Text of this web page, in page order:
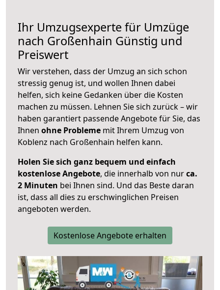
Ihr Umzugsexperte für Umzüge
nach Großenhain Günstig und
Preiswert
Wir verstehen, dass der Umzug an sich schon
stressig genug ist, und wollen Ihnen dabei
helfen, sich keine Gedanken über die Kosten
machen zu müssen. Lehnen Sie sich zurück – wir
haben garantiert passende Angebote für Sie, das
Ihnen ohne Probleme mit Ihrem Umzug von
Koblenz nach Großenhain helfen kann.
Holen Sie sich ganz bequem und einfach
kostenlose Angebote, die innerhalb von nurca.
2 Minuten bei Ihnen sind. Und das Beste daran
ist, dass all dies zu erschwinglichen Preisen
angeboten werden.
Kostenlose Angebote erhalten